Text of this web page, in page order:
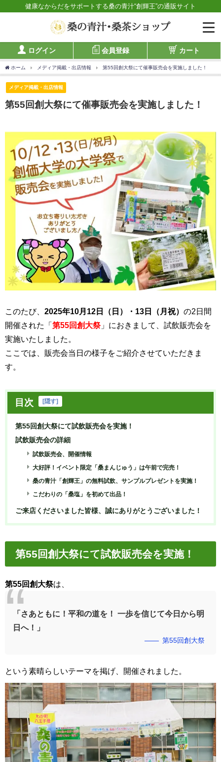
健康なからだをサポートする桑の青汁“創輝王”の通販サイト
ログイン 会員登録 カート
ホーム メディア掲載・出店情報 第55回創大祭にて催事販売会を実施しました！
メディア掲載・出店情報
第55回創大祭にて催事販売会を実施しました！
このたび、 2025年10月12日（日）・13日（月祝） の2日間
開催された「 第55回創大祭」におきまして、試飲販売会を
実施いたしました。
ここでは、販売会当日の様子をご紹介させていただきま
す。
目次 隠す
第55回創大祭にて試飲販売会を実施！
試飲販売会の詳細
試飲販売会、開催情報
大好評！イベント限定「桑まんじゅう」は午前で完売！
桑の青汁「創輝王」の無料試飲、サンプルプレゼントを実施！
こだわりの「桑塩」を初めて出品！
ご来店くださいました皆様、誠にありがとうございました！
第55回創大祭にて試飲販売会を実施！
第55回創大祭は、
「さあともに！平和の道を！ 一歩を信じて今日から明
日へ！」
第55回創大祭
という素晴らしいテーマを掲げ、開催されました。